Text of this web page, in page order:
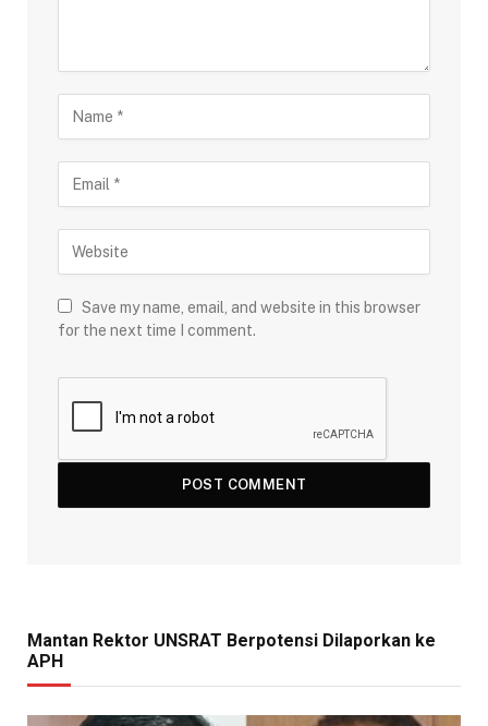
Save my name, email, and website in this browser
for the next time I comment.
Mantan Rektor UNSRAT Berpotensi Dilaporkan ke
APH